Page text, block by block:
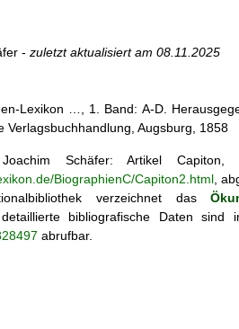
- zuletzt aktualisiert am 08.11.2025
Lexikon …, 1. Band: A-D.
Verlagsbuchhandlung, Augsburg, 1858
Schäfer: Artikel
BiographienC/Capiton2.html ,
verzeichnet das
detaillierte bibliografische Daten sind
abrufbar.